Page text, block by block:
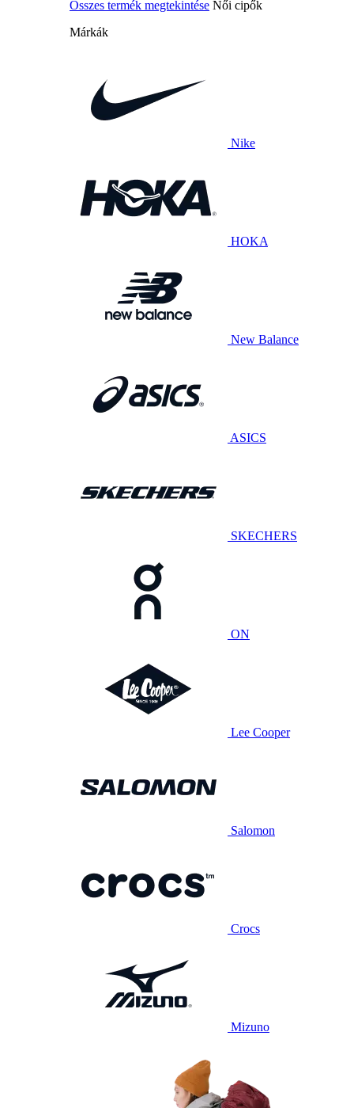
Összes termék megtekintése Női cipők
Márkák
Nike
HOKA
New Balance
ASICS
SKECHERS
ON
Lee Cooper
Salomon
Crocs
Mizuno